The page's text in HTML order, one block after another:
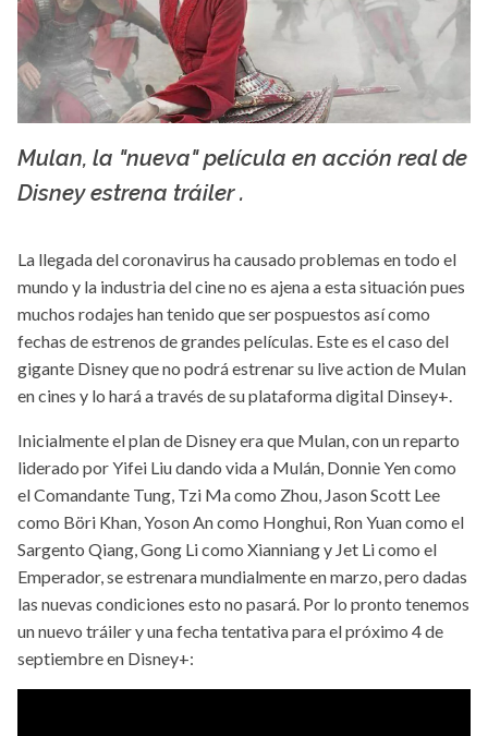
Mulan, la "nueva" película en acción real de
Disney estrena tráiler .
La llegada del coronavirus ha causado problemas en todo el
mundo y la industria del cine no es ajena a esta situación pues
muchos rodajes han tenido que ser pospuestos así como
fechas de estrenos de grandes películas. Este es el caso del
gigante Disney que no podrá estrenar su live action de Mulan
en cines y lo hará a través de su plataforma digital Dinsey+.
Inicialmente el plan de Disney era que Mulan, con un reparto
liderado por Yifei Liu dando vida a Mulán, Donnie Yen como
el Comandante Tung, Tzi Ma como Zhou, Jason Scott Lee
como Böri Khan, Yoson An como Honghui, Ron Yuan como el
Sargento Qiang, Gong Li como Xianniang y Jet Li como el
Emperador, se estrenara mundialmente en marzo, pero dadas
las nuevas condiciones esto no pasará. Por lo pronto tenemos
un nuevo tráiler y una fecha tentativa para el próximo 4 de
septiembre en Disney+: